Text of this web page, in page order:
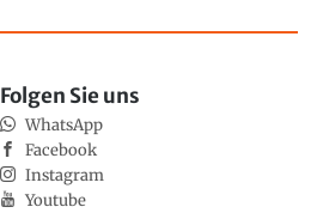
Folgen Sie uns
WhatsApp
Facebook
Instagram
Youtube